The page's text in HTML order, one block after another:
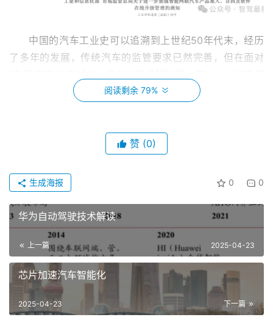
中国的汽车工业史可以追溯到上世纪50年代末，经历
了多年的发展，传统汽车的监管要求已然完善，但在面对
车系统升级需要到维修厂刷写，现在动动手指就能OTA远程
以大幅度提升产品的灵活性和用户体验，但也使得监管面临
驶辅助系统和高级自动驾驶功能，更可能出现无据可依的窘
境。因此，对于自动驾驶行业，监管模式必须从静态的、事
后的，转向动态的、预防式的治理。
《通知》的出台，其实就是在这样一个节点上，填补了
监管空白、理顺了管理机制。在我看来，这份通知有几个层
面是特别值得深挖的。首先，它明确了一件至关重要的事
情，那就是车企对其产品在整个生命周期中的安全负责，不
只是出厂前的质量，也包括升级过程、运行状态、乃至未来
阅读剩余 79%
赞 (0)
0 0
生成海报
华为自动驾驶技术解读
上一篇 2025-04-23
芯片加速汽车智能化
下一篇
2025-04-23